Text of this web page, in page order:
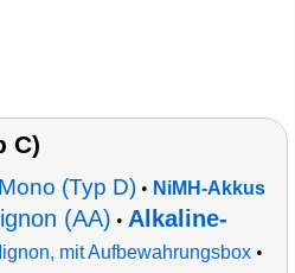
C)
(Typ D)• NiMH-Akkus
(AA) • Alkaline-
mit Aufbewahrungsbox •